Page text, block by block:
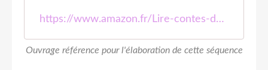
https://www.amazon.fr/Lire-contes-d%C3%A9tourn%C3%A9s-l%C3%A9cole-Perrault/dp/2218932741
Ouvrage référence pour l'élaboration de cette séquence